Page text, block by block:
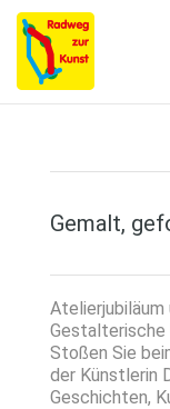
Skip
content
Gemalt,
Atelierjubiläum
Gestalterische
Stoßen Sie
der Künstlerin
Geschichten,